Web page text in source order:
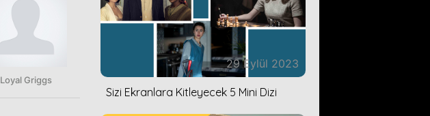
Loyal Griggs
29 Eylül 2023
Sizi Ekranlara Kitleyecek 5 Mini Dizi